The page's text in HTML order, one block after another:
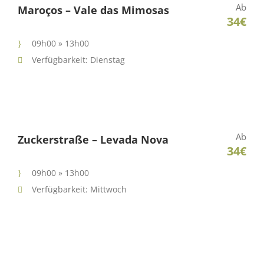
Maroços – Vale das Mimosas Ab
34€
09h00 » 13h00
Verfügbarkeit: Dienstag
Zuckerstraße – Levada Nova Ab
34€
09h00 » 13h00
Verfügbarkeit: Mittwoch